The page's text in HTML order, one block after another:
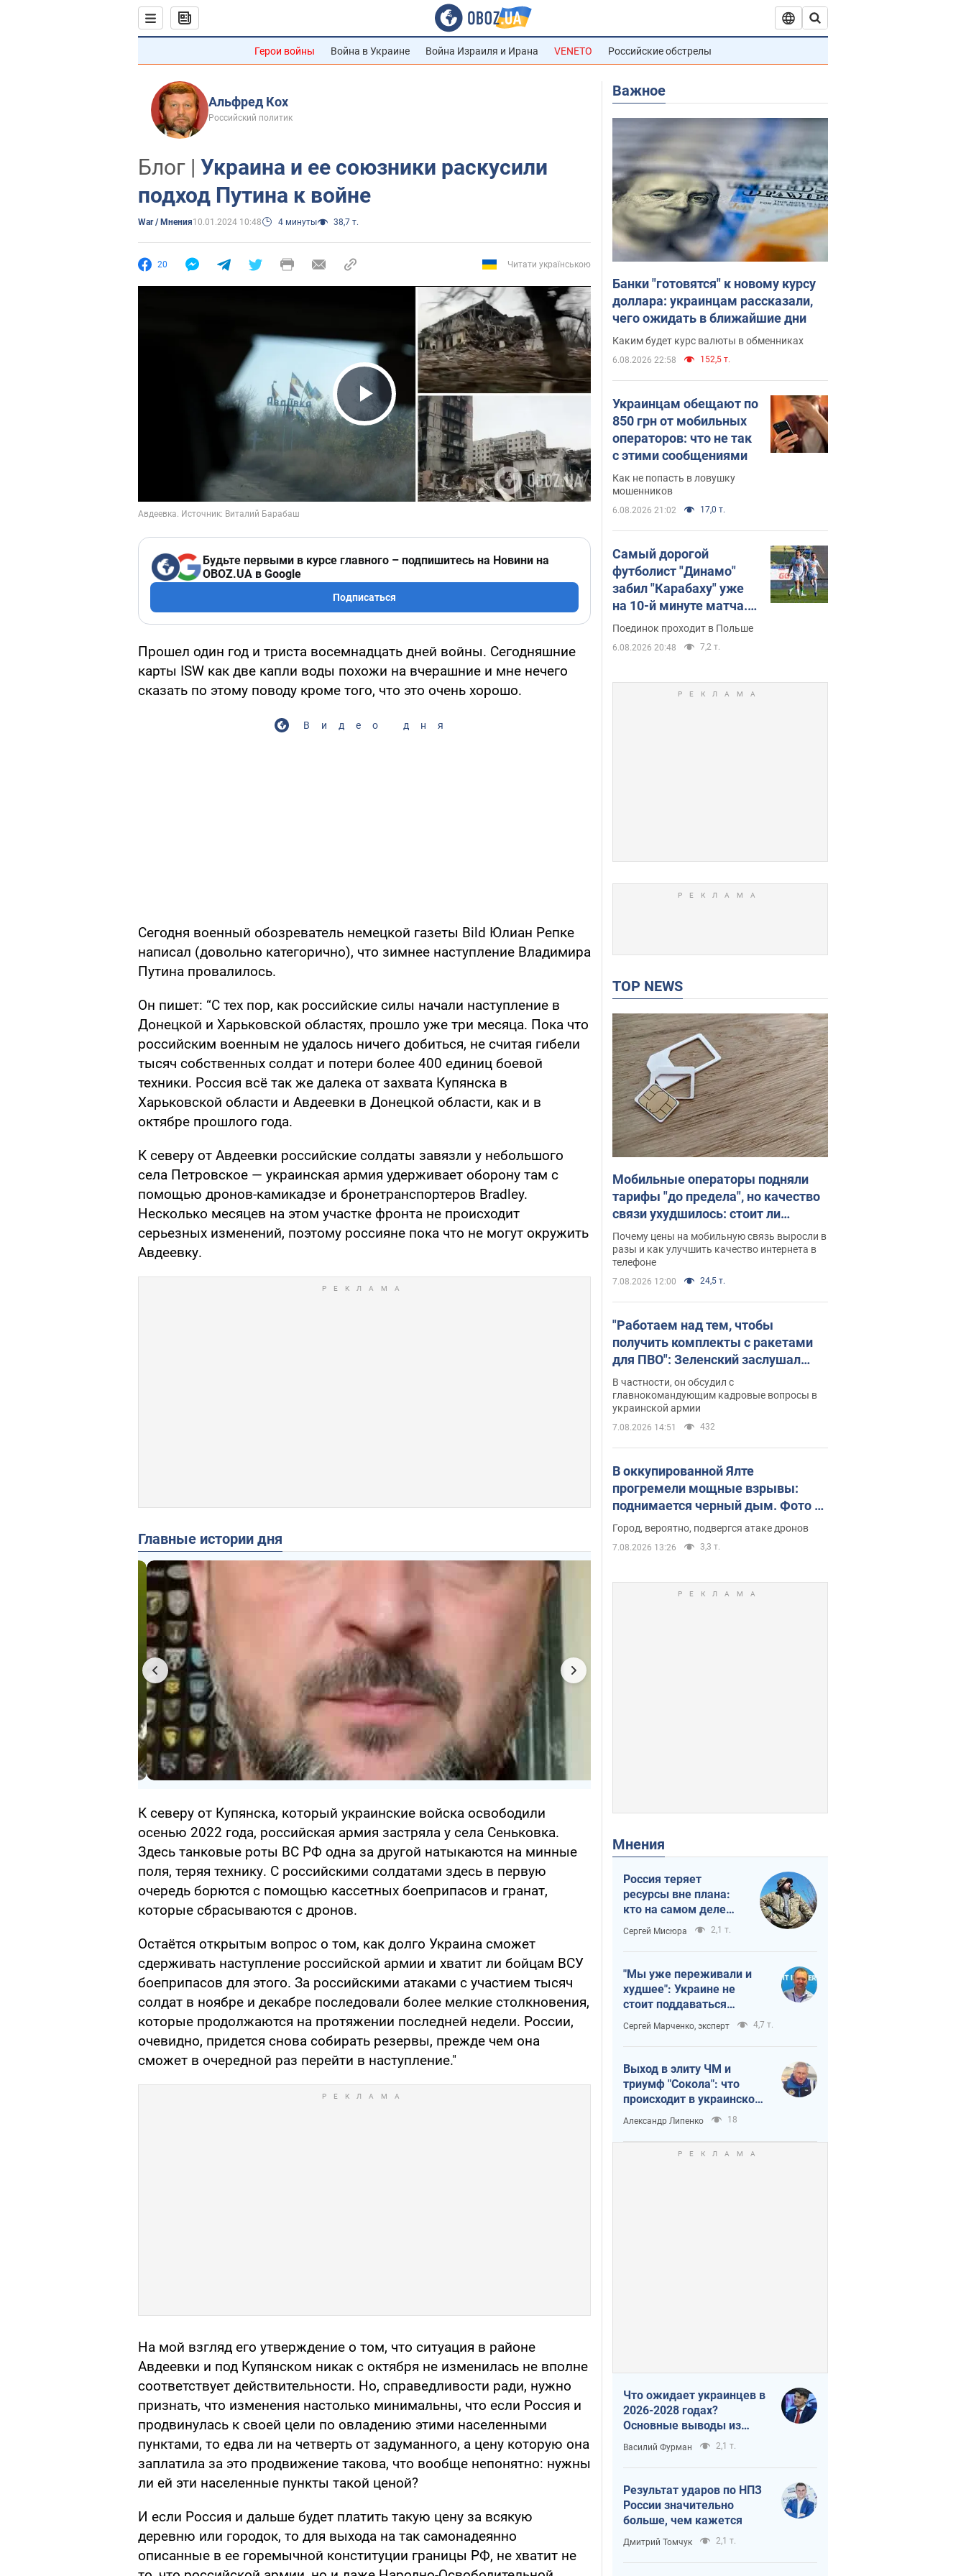
Герои войны Война в Украине Война Израиля и Ирана VENETO Российские обстрелы
Альфред Кох
Российский политик
Блог | Украина и ее союзники раскусили
подход Путина к войне
War / Мнения10.01.2024 10:48 4 минуты 38,7 т.
20 Читати українською
Play Video
Будьте первыми в курсе главного – подпишитесь на Новини на
OBOZ.UA в Google
Подписаться
Прошел один год и триста восемнадцать дней войны. Сегодняшние
карты ISW как две капли воды похожи на вчерашние и мне нечего
сказать по этому поводу кроме того, что это очень хорошо.
Видео дня
Сегодня военный обозреватель немецкой газеты Bild Юлиан Репке
написал (довольно категорично), что зимнее наступление Владимира
Путина провалилось.
Он пишет: “С тех пор, как российские силы начали наступление в
Донецкой и Харьковской областях, прошло уже три месяца. Пока что
российским военным не удалось ничего добиться, не считая гибели
тысяч собственных солдат и потери более 400 единиц боевой
техники. Россия всё так же далека от захвата Купянска в
Харьковской области и Авдеевки в Донецкой области, как и в
октябре прошлого года.
К северу от Авдеевки российские солдаты завязли у небольшого
села Петровское — украинская армия удерживает оборону там с
помощью дронов-камикадзе и бронетранспортеров Bradley.
Несколько месяцев на этом участке фронта не происходит
серьезных изменений, поэтому россияне пока что не могут окружить
Авдеевку.
Главные истории дня
К северу от Купянска, который украинские войска освободили
осенью 2022 года, российская армия застряла у села Сеньковка.
Здесь танковые роты ВС РФ одна за другой натыкаются на минные
поля, теряя технику. С российскими солдатами здесь в первую
очередь борются с помощью кассетных боеприпасов и гранат,
которые сбрасываются с дронов.
Остаётся открытым вопрос о том, как долго Украина сможет
сдерживать наступление российской армии и хватит ли бойцам ВСУ
боеприпасов для этого. За российскими атаками с участием тысяч
солдат в ноябре и декабре последовали более мелкие столкновения,
которые продолжаются на протяжении последней недели. России,
очевидно, придется снова собирать резервы, прежде чем она
сможет в очередной раз перейти в наступление."
На мой взгляд его утверждение о том, что ситуация в районе
Авдеевки и под Купянском никак с октября не изменилась не вполне
соответствует действительности. Но, справедливости ради, нужно
признать, что изменения настолько минимальны, что если Россия и
продвинулась к своей цели по овладению этими населенными
пунктами, то едва ли на четверть от задуманного, а цену которую она
заплатила за это продвижение такова, что вообще непонятно: нужны
ли ей эти населенные пункты такой ценой?
И если Россия и дальше будет платить такую цену за всякую
деревню или городок, то для выхода на так самонадеянно
описанные в ее горемычной конституции границы РФ, не хватит не
Важное
Банки "готовятся" к новому курсу
доллара: украинцам рассказали,
чего ожидать в ближайшие дни
Каким будет курс валюты в обменниках
6.08.2026 22:58 152,5 т.
Украинцам обещают по
850 грн от мобильных
операторов: что не так
с этими сообщениями
Как не попасть в ловушку
мошенников
6.08.2026 21:02 17,0 т.
Самый дорогой
футболист "Динамо"
забил "Карабаху" уже
на 10-й минуте матча.
Видео
Поединок проходит в Польше
6.08.2026 20:48 7,2 т.
TOP NEWS
Мобильные операторы подняли
тарифы "до предела", но качество
связи ухудшилось: стоит ли
жаловаться на цены
Почему цены на мобильную связь выросли в
разы и как улучшить качество интернета в
телефоне
7.08.2026 12:00 24,5 т.
"Работаем над тем, чтобы
получить комплекты с ракетами
для ПВО": Зеленский заслушал
доклад Драпатого и объявил о
новых мерах
В частности, он обсудил с
главнокомандующим кадровые вопросы в
украинской армии
7.08.2026 14:51 432
В оккупированной Ялте
прогремели мощные взрывы:
поднимается черный дым. Фото и
видео
Город, вероятно, подвергся атаке дронов
7.08.2026 13:26 3,3 т.
Мнения
Россия теряет
ресурсы вне плана:
кто на самом деле
диктует темп войны
Сергей Мисюра 2,1 т.
"Мы уже переживали и
худшее": Украине не
стоит поддаваться
отчаянию из-за
ракетного террора
Сергей Марченко, эксперт 4,7 т.
Выход в элиту ЧМ и
триумф "Сокола": что
происходит в украинском
хоккее
Александр Липенко 18
Что ожидает украинцев в
2026-2028 годах?
Основные выводы из
новых прогнозов от НБУ
Василий Фурман 2,1 т.
Результат ударов по НПЗ
России значительно
больше, чем кажется
Дмитрий Томчук 2,1 т.